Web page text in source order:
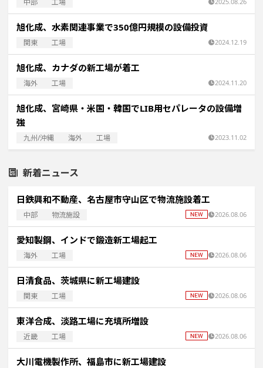
中部 工場
旭化成、水素関連事業で350億円規模の設備投資
関東 工場 2024.12.19
旭化成、カナダの新工場が着工
海外 工場 2024.11.20
旭化成、宮崎県・米国・韓国でLIB用セパレータの設備増
強
九州/沖縄 海外 工場 2023.11.02
新着ニュース
日鉄興和不動産、名古屋市守山区で物流施設着工
中部 物流施設 2026.08.06
愛知製鋼、インドで鍛造新工場起工
海外 工場 2026.08.06
日清食品、茨城県に新工場建設
関東 工場 2026.08.06
東洋合成、淡路工場に充填所増設
近畿 工場 2026.08.06
大川電機製作所、福島市に新工場建設